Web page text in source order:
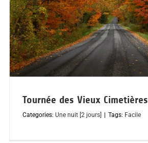
Tournée des Vieux Cimetières
Categories:Une nuit [2 jours] | Tags: Facile